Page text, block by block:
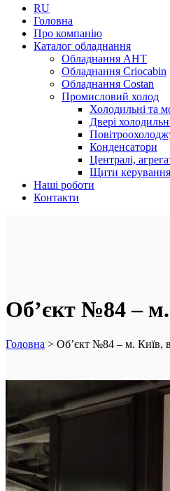
RU
Головна
Про компанію
Каталог обладнання
Обладнання AHT
Обладнання Criocabin
Обладнання Costan
Промисловий холод
Холодильні та
Двері
Конденсатори
Централі,
Щити керування
Наші роботи
Контакти
Об’єкт №84 –
Головна > Об’єкт №84 – м. Київ,